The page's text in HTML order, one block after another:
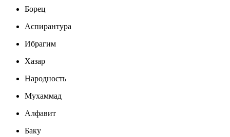
Борец
Аспирантура
Ибрагим
Хазар
Народность
Мухаммад
Алфавит
Баку